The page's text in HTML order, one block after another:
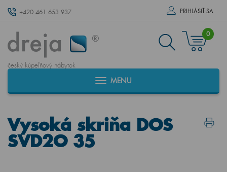
+420 461 653 937 PRIHLÁSIŤ SA
český kúpeľňový nábytok
0
MENU
Vysoká skriňa DOS
SVD2O 35